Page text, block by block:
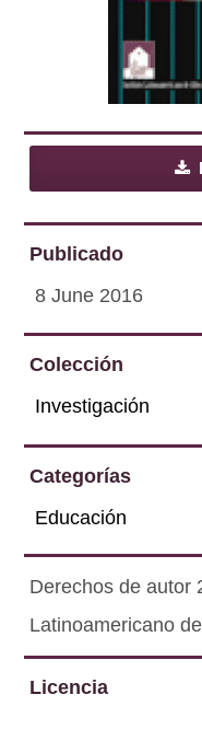
Publicado
8 June 2016
Colección
Investigación
Categorías
Educación
Derechos de autor
Latinoamericano
Licencia